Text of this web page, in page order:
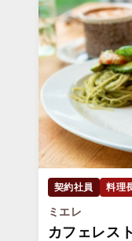
契約社員 料理
ミエレ
カフェレス